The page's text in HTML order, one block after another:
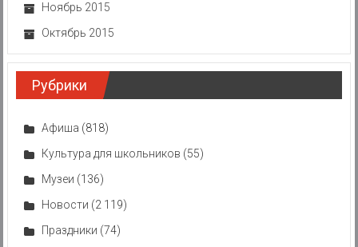
Ноябрь 2015
Октябрь 2015
Рубрики
Афиша (818)
Культура для школьников (55)
Музеи (136)
Новости (2 119)
Праздники (74)